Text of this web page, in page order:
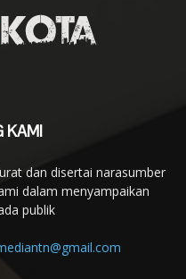
KAMI
dan disertai narasumber
dalam menyampaikan
publik